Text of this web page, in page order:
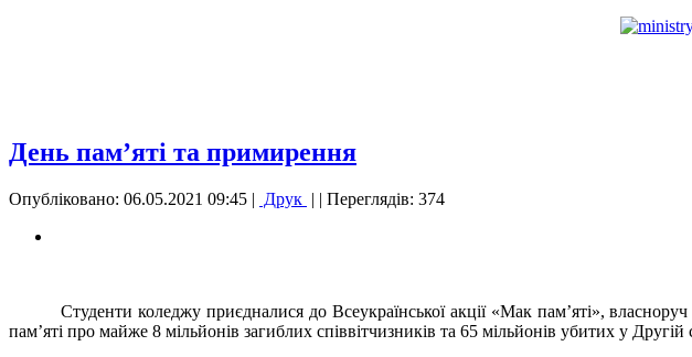
День пам’яті та примирення
Опубліковано: 06.05.2021 09:45 | Друк | | Переглядів: 374
Студенти коледжу приєдналися до Всеукраїнської акції «Мак пам’яті»,
пам’яті про майже 8 мільйонів загиблих співвітчизників та 65 мільйонів убитих у Другій